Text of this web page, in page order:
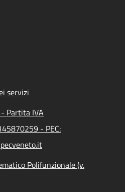
servizi
Partita IVA
- PEC:
Polifunzionale (v.